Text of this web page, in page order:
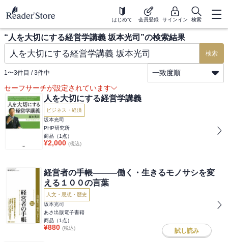
はじめて 会員登録 サインイン 検索
“ 人を大切にする経営学講義 坂本光司 ”の検索結果
検索
1〜3件目 / 3件中
一致度順
セーフサーチが設定されています
人を大切にする経営学講義
ビジネス・経済
坂本光司
PHP研究所
商品（1 点）
¥2,000 (税込)
経営者の手帳―――働く・生きるモノサシを変
える１００の言葉
人文・思想・歴史
坂本光司
あさ出版電子書籍
商品（1 点）
¥880 (税込) 試し読み